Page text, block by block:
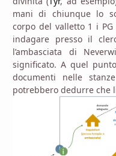
mani di chiunque lo
corpo del valletto 1 i
indagare presso il
l’ambasciata di
significato. A quel
documenti nelle
potrebbero dedurre che